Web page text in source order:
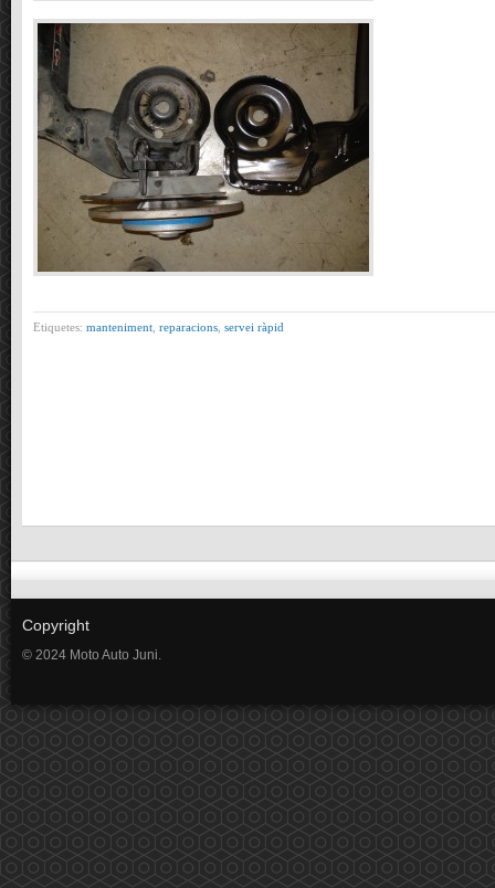
Etiquetes: manteniment reparacions servei ràpid
Copyright
© 2024 Moto Auto Juni.